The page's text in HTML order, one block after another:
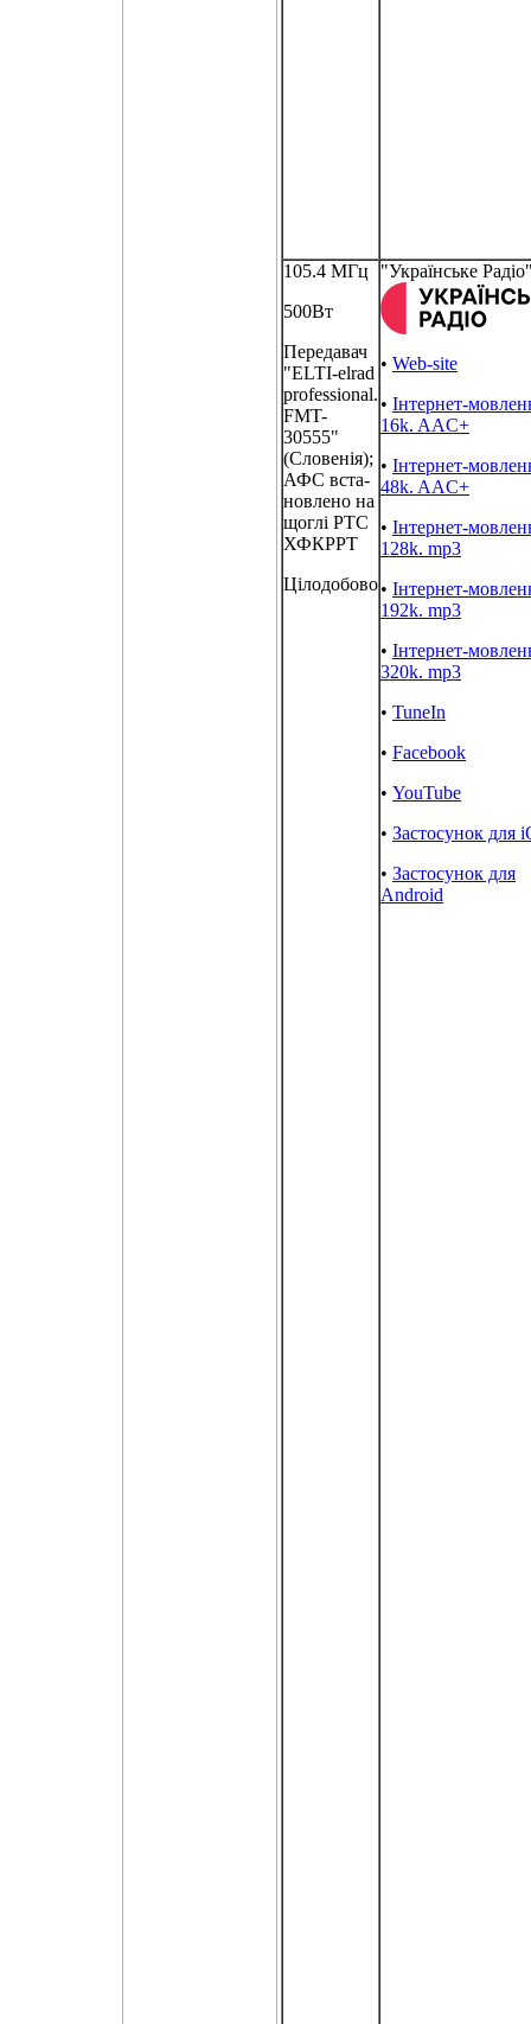
105.4 МГц
500Вт
Передавач
"ELTI-elrad
professional.
FMT-
30555"
(Словенія);
АФС вста-
новлено на
щоглі РТС
ХФКРРТ
Цілодобово
"Українське
• Web-site
• Інтернет-
16k. AAC+
• Інтернет-
48k. AAC+
• Інтернет-
128k. mp3
• Інтернет-
192k. mp3
• Інтернет-
320k. mp3
• TuneIn
• Facebook
• YouTube
• Застосунок для
• Застосунок для
Android